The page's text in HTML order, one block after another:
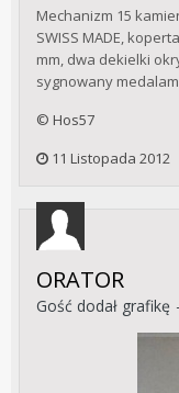
Mechanizm 15
SWISS MADE,
mm, dwa dekielki
sygnowany
© Hos57
11 Listopada 2012
ORATOR
Gość dodał